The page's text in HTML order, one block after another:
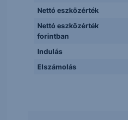
Nettó eszközérték
Nettó eszközérték
forintban
Indulás
Elszámolás